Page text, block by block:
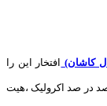
کاشان) افتخار این را
در صد اکرولیک ،هیت